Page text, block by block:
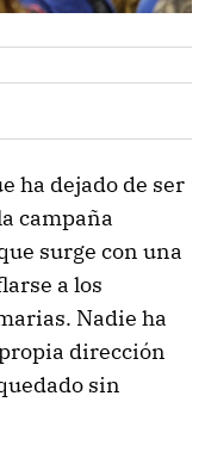
ha dejado de ser
campaña
surge con una
a los
Nadie ha
dirección
sin